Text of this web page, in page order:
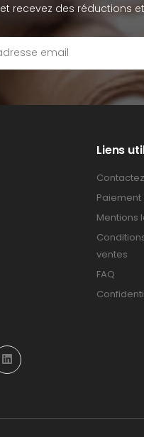
et recevez des réductions
Liens
Paiement
Mentions
ventes
FAQ